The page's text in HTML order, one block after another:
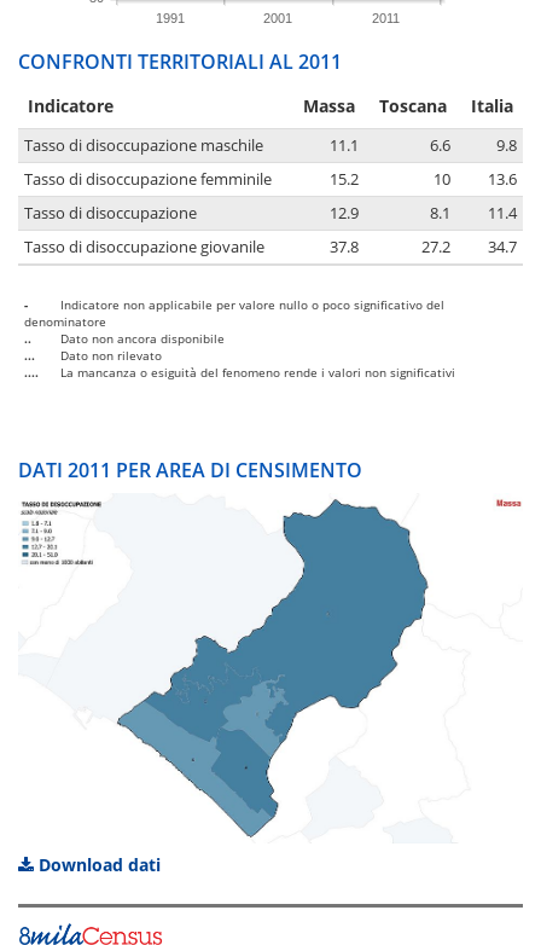
1991 2001 2011
CONFRONTI TERRITORIALI AL 2011
Indicatore Massa Toscana Italia
Tasso di disoccupazione maschile 11.1 6.6
9.8
Tasso di disoccupazione femminile
15.2 10
13.6
Tasso di disoccupazione
12.9 8.1
11.4
Tasso di disoccupazione giovanile
37.8 27.2 34.7
-
Indicatore non applicabile per valore nullo o poco significativo del
denominatore
..
Dato non ancora disponibile
...
Dato non rilevato
....
La mancanza o esiguità del fenomeno rende i valori non significativi
DATI 2011 PER AREA DI CENSIMENTO
Download dati